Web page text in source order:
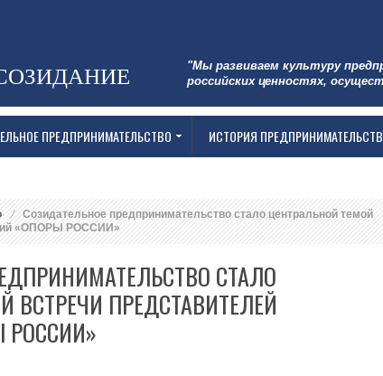
"Мы развиваем культуру
российских ценностях,
ПРЕДПРИНИМАТЕЛЬСТВО ИСТОРИЯ
Созидательное предпринимательство стало центральной темой
«ОПОРЫ РОССИИ»
СТАЛО
ВСТРЕЧИ ПРЕДСТАВИТЕЛЕЙ